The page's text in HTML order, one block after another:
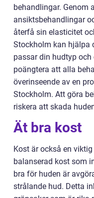
behandlingar. Genom
ansiktsbehandlingar
återfå sin elasticitet
Stockholm kan hjälpa
passar din hudtyp
poängtera att alla
överinseende av en
Stockholm. Att göra
riskera att skada
Ät bra kost
Kost är också en
balanserad kost som
bra för huden är
strålande hud. Detta